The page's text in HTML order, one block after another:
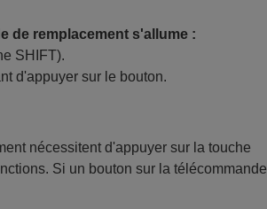
de remplacement s'allume :
SHIFT).
d'appuyer sur le bouton.
nécessitent d'appuyer sur la touche
Si un bouton sur la télécommande